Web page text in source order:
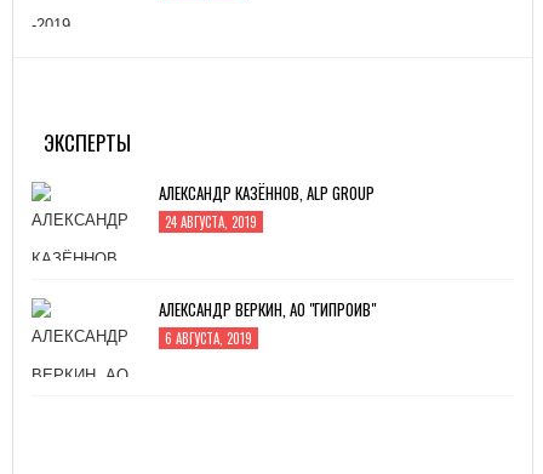
ЭКСПЕРТЫ
АЛЕКСАНДР КАЗЁННОВ, ALP GROUP
24 АВГУСТА, 2019
АЛЕКСАНДР ВЕРКИН, АО "ГИПРОИВ"
6 АВГУСТА, 2019